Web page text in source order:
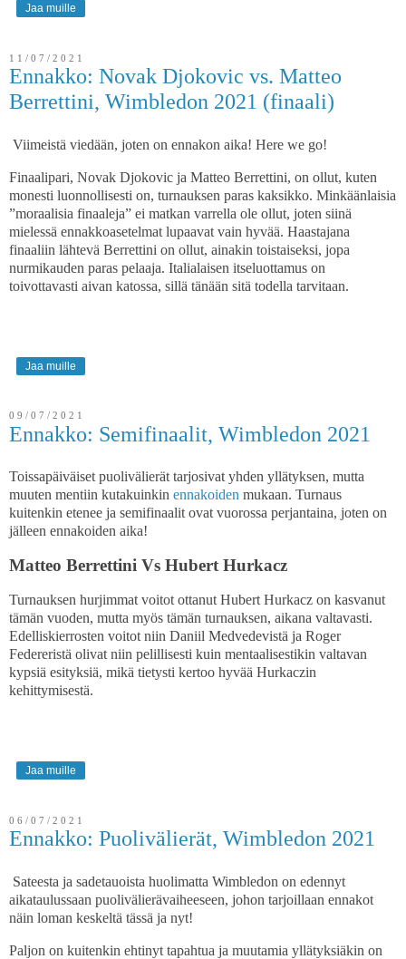
Jaa muille
11/07/2021
Ennakko: Novak Djokovic vs. Matteo
Berrettini, Wimbledon 2021 (finaali)
Viimeistä viedään, joten on ennakon aika! Here we go!
Finaalipari, Novak Djokovic ja Matteo Berrettini, on ollut, kuten
monesti luonnollisesti on, turnauksen paras kaksikko. Minkäänlaisia
”moraalisia finaaleja” ei matkan varrella ole ollut, joten siinä
mielessä ennakkoasetelmat lupaavat vain hyvää. Haastajana
finaaliin lähtevä Berrettini on ollut, ainakin toistaiseksi, jopa
nurmikauden paras pelaaja. Italialaisen itseluottamus on
toivottavasti aivan katossa, sillä tänään sitä todella tarvitaan.
Jaa muille
09/07/2021
Ennakko: Semifinaalit, Wimbledon 2021
Toissapäiväiset puolivälierät tarjosivat yhden yllätyksen, mutta
muuten mentiin kutakuinkin ennakoiden mukaan. Turnaus
kuitenkin etenee ja semifinaalit ovat vuorossa perjantaina, joten on
jälleen ennakoiden aika!
Matteo Berrettini Vs Hubert Hurkacz
Turnauksen hurjimmat voitot ottanut Hubert Hurkacz on kasvanut
tämän vuoden, mutta myös tämän turnauksen, aikana valtavasti.
Edelliskierrosten voitot niin Daniil Medvedevistä ja Roger
Federeristä olivat niin pelillisesti kuin mentaalisestikin valtavan
kypsiä esityksiä, mikä tietysti kertoo hyvää Hurkaczin
kehittymisestä.
Jaa muille
06/07/2021
Ennakko: Puolivälierät, Wimbledon 2021
Sateesta ja sadetauoista huolimatta Wimbledon on edennyt
aikataulussaan puolivälierävaiheeseen, johon tarjoillaan ennakot
näin loman keskeltä tässä ja nyt!
Paljon on kuitenkin ehtinyt tapahtua ja muutamia yllätyksiäkin on